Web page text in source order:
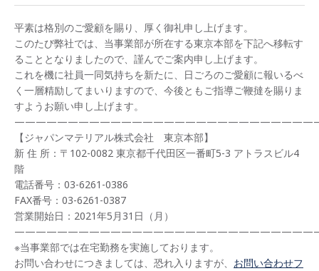
平素は格別のご愛顧を賜り、厚く御礼申し上げます。
このたび弊社では、当事業部が所在する東京本部を下記へ移転す
ることとなりましたので、謹んでご案内申し上げます。
これを機に社員一同気持ちを新たに、日ごろのご愛顧に報いるべ
く一層精励してまいりますので、今後ともご指導ご鞭撻を賜りま
すようお願い申し上げます。
【ジャパンマテリアル株式会社 東京本部】
新 住 所：〒102-0082 東京都千代田区一番町5-3 アトラスビル4
階
電話番号：03-6261-0386
FAX番号：03-6261-0387
営業開始日：2021年5月31日（月）
※当事業部では在宅勤務を実施しております。
お問い合わせにつきましては、恐れ入りますが、 お問い合わせフ